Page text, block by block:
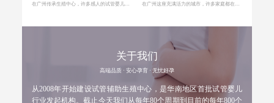
在广州传承生殖中心，许多感人的试管婴儿故事正在上演。其中，一对年轻的夫妻——小林和小玲的故事，尤其令人感动。小林和小玲都是24岁，刚刚步入婚姻的殿堂，生活原本应
关于我们
高端品质 · 安心孕育 · 无忧好孕
从2008年开始建设试管辅助生殖中心，是华南地区首批试管婴儿
行业发起机构。截止今天我们从每年80个周期到目前的每年800个